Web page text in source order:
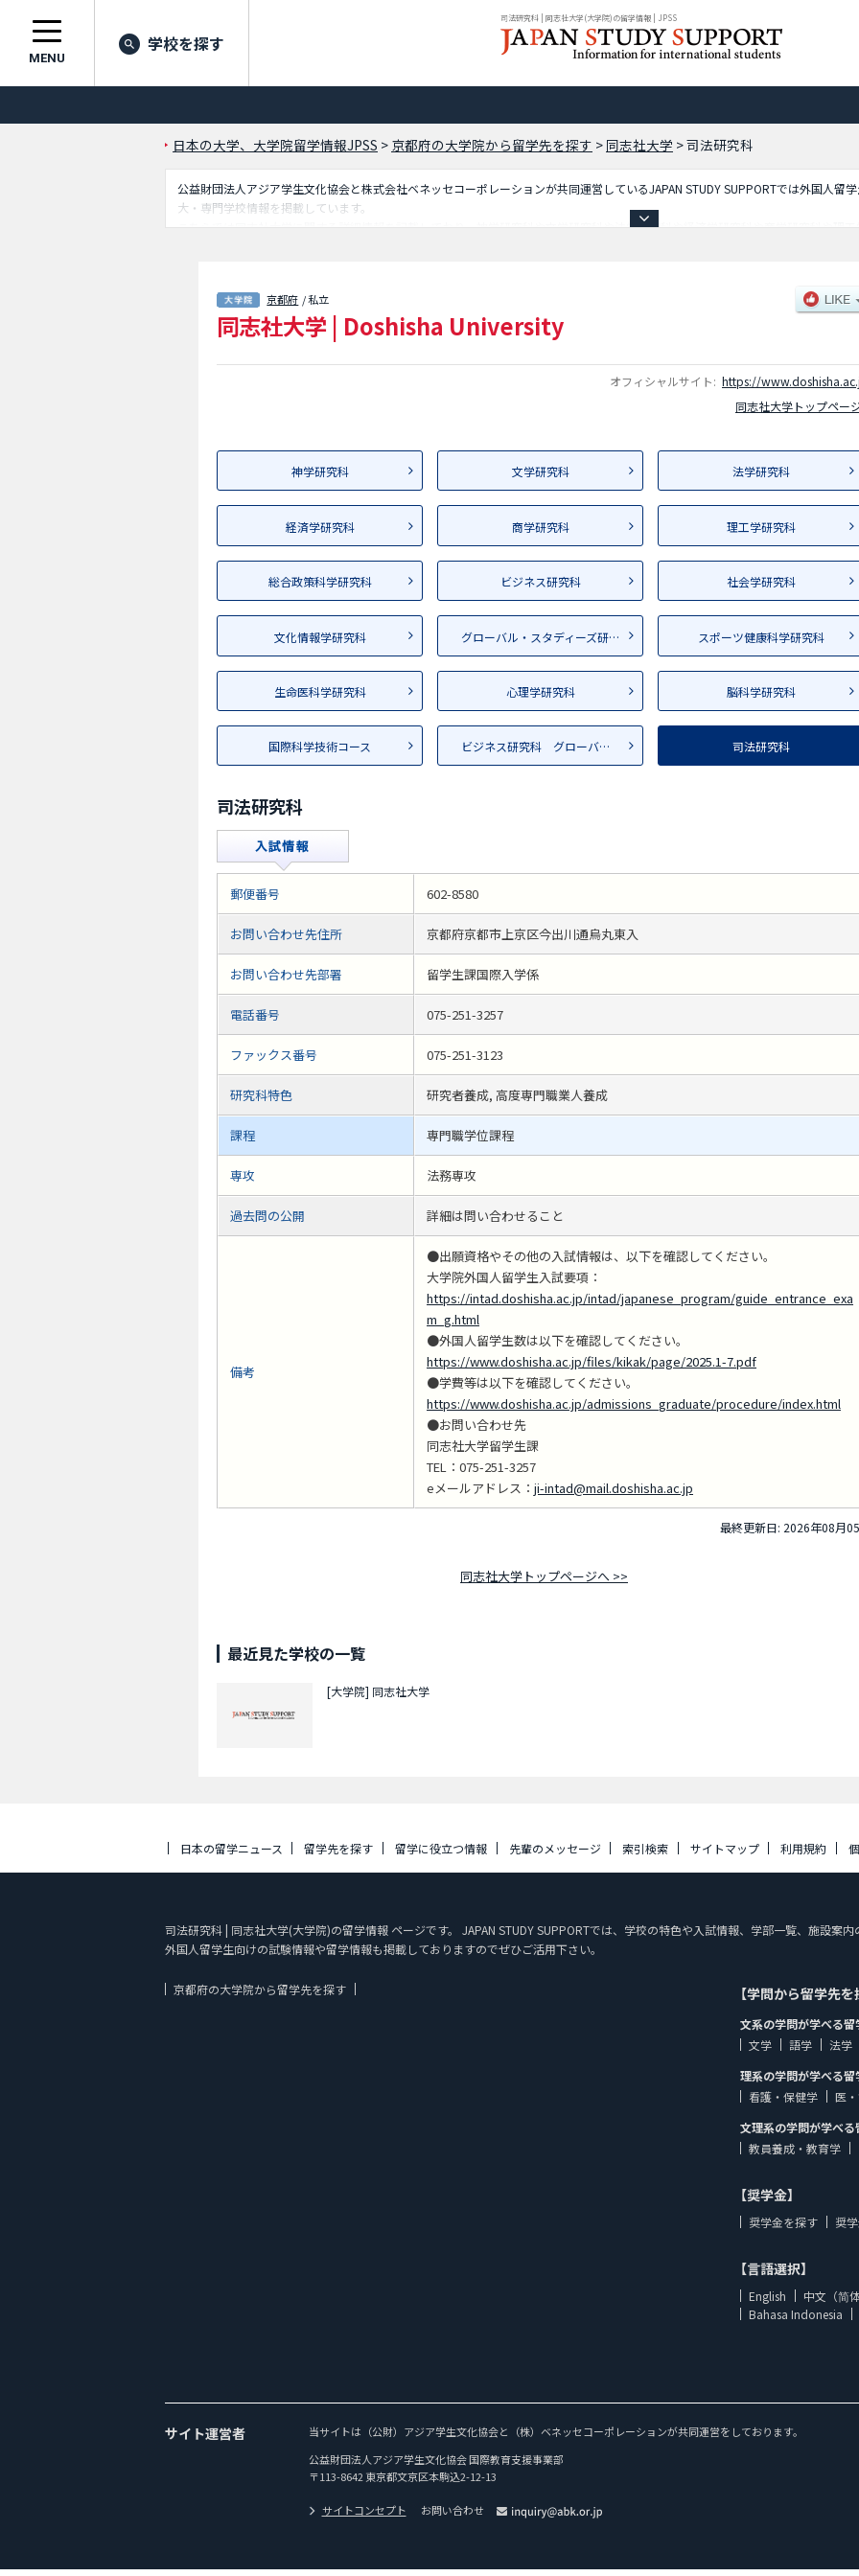
司法研究科 | 同志社大学(大学院)の留学情報 | JPSS
MENU
学校を探す
日本の大学、大学院留学情報JPSS > 京都府の大学院から留学先を探す > 同志社大学 >司法研究科
公益財団法人アジア学生文化協会と株式会社ベネッセコーポレーションが共同運営しているJAPAN STUDY SUPPORTでは外国人留
大・専門学校情報を掲載しています。
こちらでは同志社大学に関する詳細情報を記載しており、神学研究科や文学研究科や法学研究科や経済学研究科や商学研究科や理
京都府 / 私立
同志社大学 | Doshisha University
オフィシャルサイト: https://
同志社大学トップペー
神学研究科 文学研究科 法学研究科
経済学研究科 商学研究科 理工学研究科
総合政策科学研究科 ビジネス研究科 社会学研究科
文化情報学研究科 グローバル・スタディーズ研究科 スポーツ健康科学研究科
生命医科学研究科 心理学研究科 脳科学研究科
国際科学技術コース ビジネス研究科 グローバル経... 司法研究科
司法研究科
郵便番号 602-8580
お問い合わせ先住所 京都府京都市上京区今出川通烏丸東入
お問い合わせ先部署 留学生課国際入学係
電話番号 075-251-3257
ファックス番号 075-251-3123
研究科特色 研究者養成, 高度専門職業人養成
課程 専門職学位課程
専攻 法務専攻
過去問の公開 詳細は問い合わせること
備考
●出願資格やその他の入試情報は、以下を確認してください。
大学院外国人留学生入試要項：
https://intad.doshisha.ac.jp/intad/japanese_program/guide_entrance_exa
m_g.html
●外国人留学生数は以下を確認してください。
https://www.doshisha.ac.jp/files/kikak/page/2025.1-7.pdf
●学費等は以下を確認してください。
https://www.doshisha.ac.jp/admissions_graduate/procedure/index.html
●お問い合わせ先
同志社大学留学生課
TEL：075-251-3257
eメールアドレス： ji-intad@mail.doshisha.ac.jp
最終更新日: 2026年08月
同志社大学トップページへ >>
最近見た学校の一覧
[大学院] 同志社大学
日本の留学ニュース 留学先を探す 留学に役立つ情報 先輩のメッセージ 索引検索 サイトマップ 利用規約
司法研究科 | 同志社大学(大学院)の留学情報 ページです。 JAPAN STUDY SUPPORTでは、学校の特色や入試情報、学部一覧、施設案
外国人留学生向けの試験情報や留学情報も掲載しておりますのでぜひご活用下さい。
京都府の大学院から留学先を探す 【学問から留学先
文系の学問が学べる留
文学
語学
法学
理系の学問が学べる留
看護・保健学
医
文理系の学問が学べ
教員養成・教育学
【奨学金】
奨学金を探す 奨
【言語選択】
English
中文（简
Bahasa Indonesia
サイト運営者
当サイトは（公財）アジア学生文化協会と（株）ベネッセコーポレーションが共同運営をしております。
公益財団法人アジア学生文化協会 国際教育支援事業部
〒113-8642 東京都文京区本駒込2-12-13
サイトコンセプト お問い合わせ